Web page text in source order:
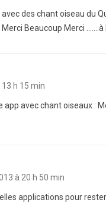
des chant oiseau du
Beaucoup Merci …….à
h 15 min
app avec chant oiseaux :
à 20 h 50 min
applications pour